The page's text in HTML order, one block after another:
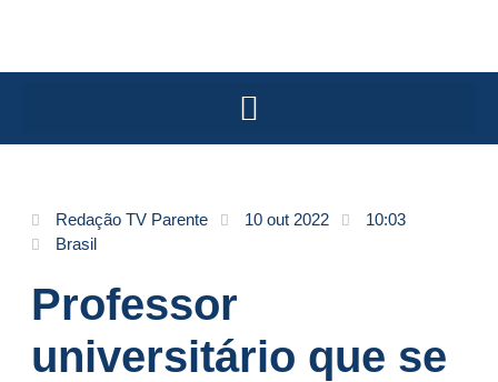
Redação TV Parente 10 out 2022
10:03
Brasil
Professor
universitário que se